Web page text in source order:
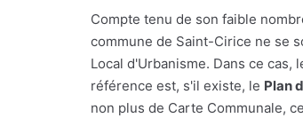
Compte tenu de son faible
commune de Saint-Cirice ne se
Local d'Urbanisme. Dans ce cas,
référence est, s'il existe, le Plan
non plus de Carte Communale,